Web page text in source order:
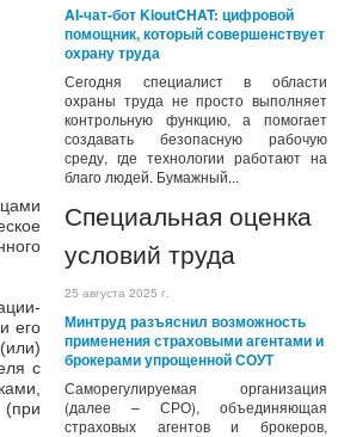
AI-чат-бот KioutCHAT: цифровой
помощник, который совершенствует
охрану труда
Сегодня специалист в области
охраны труда не просто выполняет
контрольную функцию, а помогает
создавать безопасную рабочую
среду, где технологии работают на
благо людей. Бумажный...
Специальная оценка
условий труда
25 августа 2025 г.
Минтруд разъяснил возможность
применения страховыми агентами и
брокерами упрощенной СОУТ
Саморегулируемая организация
(далее – СРО), объединяющая
страховых агентов и брокеров,
его
с